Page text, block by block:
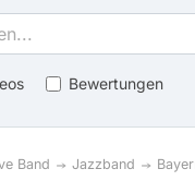
Bewertungen
Band Jazzband